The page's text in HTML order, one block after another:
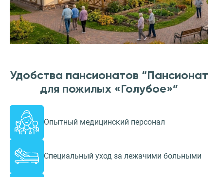
Удобства пансионатов “Пансионат
для пожилых «Голубое»”
Опытный медицинский персонал
Специальный уход за лежачими больными